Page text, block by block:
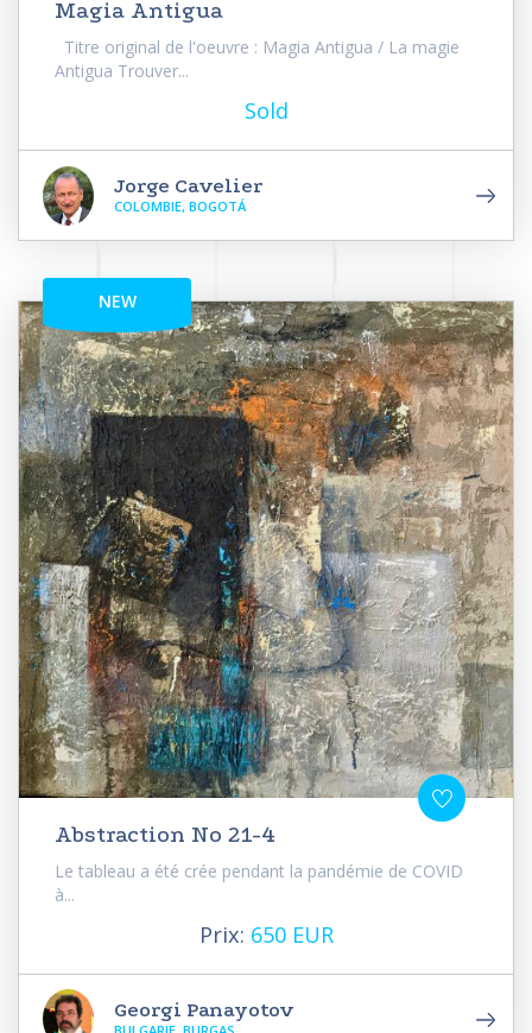
Magia Antigua
Titre original de l'oeuvre : Magia Antigua / La magie
Antigua Trouver...
Sold
Jorge Cavelier
COLOMBIE, BOGOTÁ
NEW
Abstraction No 21-4
Le tableau a été crée pendant la pandémie de COVID
à...
Prix: 650 EUR
Georgi Panayotov